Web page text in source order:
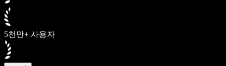
5천만+ 사용자